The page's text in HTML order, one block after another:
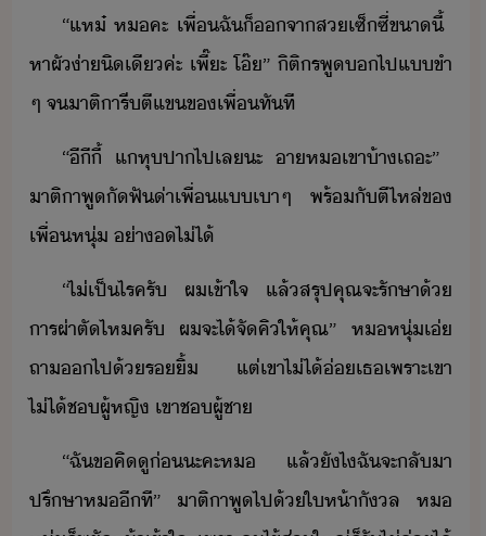
“​แห​๋​ ​ห​คะ​ ​เพื่​ฉั​็​จา​ส​เซ็ซี่​ขา​ี้​ ​
หา​ผั​่า​ิเี​ค่ะ​ ​เพี​๊​ะ​ ​โ๊​”​ ​ิติร​พู​​ไป​แ​ขำ​
ๆ​ ​จ​าติ​ารี​ตี​แข​ข​เพื่​ทัที
“​ีี​ี้​ ​แ​หุปา​ไป​เล​ะ​ ​า​ห​เขา​้า​เถะ​”​ ​
าติ​า​พู​ัฟั​่า​เพื่​แ​เา​ๆ​ ​พร้ั​ตี​ไหล่​ข​
เพื่​หุ่​ ​่า​​ไ่ไ้
“​ไ่เป็ไร​ครั​ ​ผ​เข้าใจ​ ​แล้​สรุป​คุณ​จะ​รัษา​้​
ารผ่า​ตั​ไห​ครั​ ​ผ​จะ​ไ้​จั​คิ​ให้​คุณ​”​ ​ห​หุ่​เ่​
ถา​​ไป​้​ริ้​ ​แต่​เขา​ไ่ไ้​่​เธ​เพราะ​เขา​
ไ่ไ้​ช​ผู้หญิ​ ​เขา​ช​ผู้ชา
“​ฉั​ข​คิู​่​ะคะ​ห​ ​แล้ั​ไ​ฉั​จะ​ลัา​
ปรึษา​ห​ีที​”​ ​าติ​า​พู​ไป​้​ให้า​ัล​ ​ห​